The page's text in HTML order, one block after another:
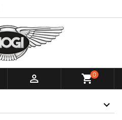
 shopping_cart0